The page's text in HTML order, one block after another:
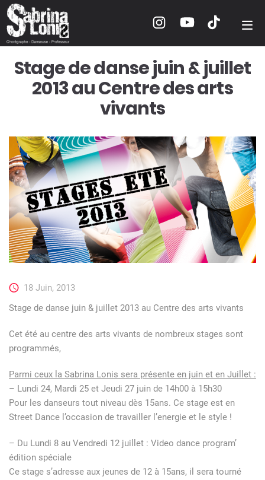
Stage de danse juin & juillet
2013 au Centre des arts
vivants
18 Juin, 2013
Stage de danse juin & juillet 2013 au Centre des arts vivants
Cet été au centre des arts vivants de nombreux stages sont
programmés,
Parmi ceux la Sabrina Lonis sera présente en juin et en Juillet :
– Lundi 24, Mardi 25 et Jeudi 27 juin de 14h00 à 15h30
Pour les danseurs tout niveau dès 15ans. Ce stage est en
Street Dance l’occasion de travailler l’energie et le style !
– Du Lundi 8 au Vendredi 12 juillet : Video dance program’
édition spéciale
Ce stage s’adresse aux jeunes de 12 à 15ans, il sera tourné